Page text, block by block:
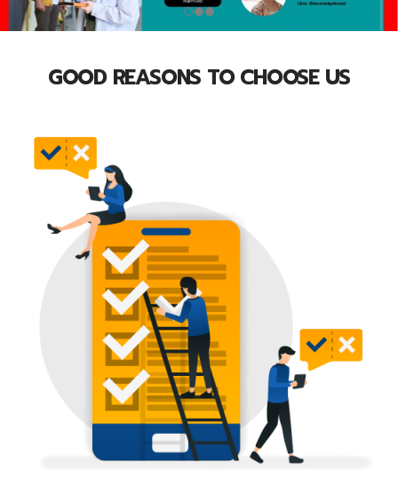
GOOD REASONS TO CHOOSE US